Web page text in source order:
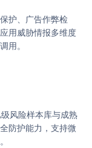
护、广告作弊检
用威胁情报多维度
用。
风险样本库与成熟
防护能力，支持微